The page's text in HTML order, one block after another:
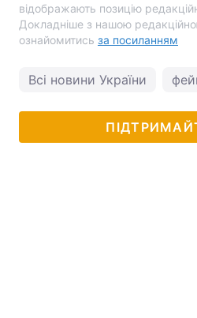
відображають позицію
Докладніше з нашою
ознайомитись за посиланням
Всі новини України